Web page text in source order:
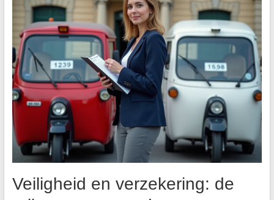
Veiligheid en verzekering: de